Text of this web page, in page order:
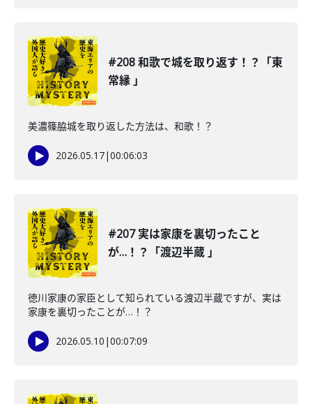
#208 和歌で城を取り返す！？「東
常縁 」
美濃篠脇城を取り返した方法は、和歌！？
2026.05.17|00:06:03
#207 実は家康を裏切ったこと
が…！？「渡辺半蔵 」
徳川家康の家臣として知られている渡辺半蔵ですが、実は
家康を裏切ったことが…！？
2026.05.10 |00:07:09